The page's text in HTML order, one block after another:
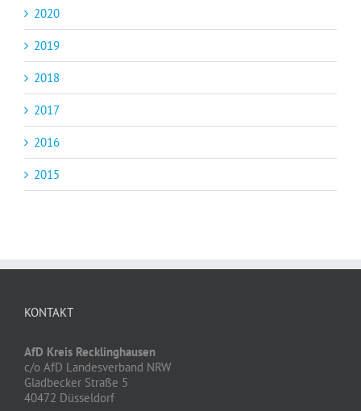
2020
2019
2018
2017
2016
2015
KONTAKT
AfD Kreis Recklinghausen
c/o AfD Landesverband NRW
Gladbecker Straße 5
40472 Düsseldorf